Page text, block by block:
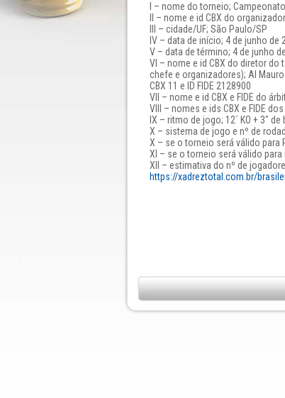
I – nome do torneio;
II – nome e id CBX do
III – cidade/UF; São Paulo/SP
IV – data de início; 4 de junho de
V – data de término; 4 de junho
VI – nome e id CBX do diretor
chefe e organizadores); AI Mauro
CBX 11 e ID FIDE 2128900
VII – nome e id CBX e FIDE do
VIII – nomes e ids CBX e FIDE
IX – ritmo de jogo; 12´ KO + 3"
X – sistema de jogo e nº de
X – se o torneio será válido para
XI – se o torneio será válido para
XII – estimativa do nº de
https://xadreztotal.com.br/